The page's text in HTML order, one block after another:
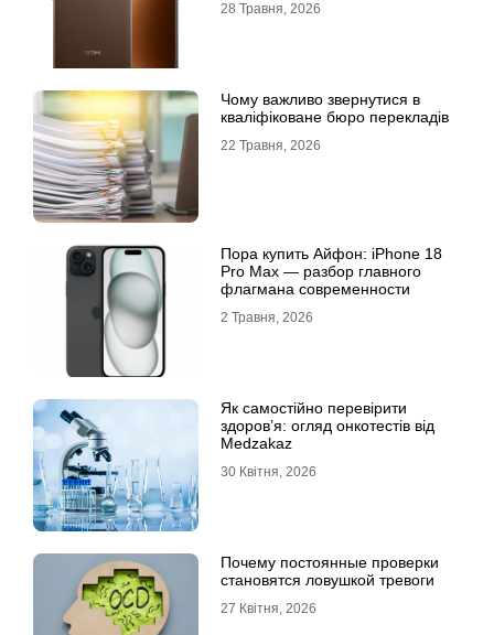
28 Травня, 2026
Чому важливо звернутися в
кваліфіковане бюро перекладів
22 Травня, 2026
Пора купить Айфон: iPhone 18
Pro Max — разбор главного
флагмана современности
2 Травня, 2026
Як самостійно перевірити
здоров’я: огляд онкотестів від
Medzakaz
30 Квітня, 2026
Почему постоянные проверки
становятся ловушкой тревоги
27 Квітня, 2026